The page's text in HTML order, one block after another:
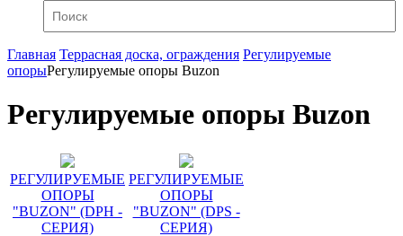
Главная Террасная доска, ограждения Регулируемые
опорыРегулируемые опоры Buzon
Регулируемые опоры Buzon
РЕГУЛИРУЕМЫЕ
ОПОРЫ
"BUZON" (DPH -
СЕРИЯ)
РЕГУЛИРУЕМЫЕ
ОПОРЫ
"BUZON" (DPS -
СЕРИЯ)